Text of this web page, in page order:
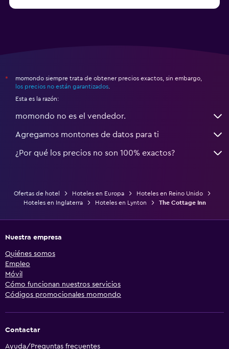
*
momondo siempre trata de obtener precios exactos, sin embargo,
los precios no están garantizados
Esta es la razón:
momondo no es el vendedor.
Agregamos montones de datos para ti
¿Por qué los precios no son 100% exactos?
Ofertas de hotel Hoteles en Europa
Hoteles en Reino Unido
Hoteles en Inglaterra
Hoteles en Lynton The Cottage Inn
Nuestra empresa
Quiénes somos
Empleo
Móvil
Cómo funcionan nuestros servicios
Códigos promocionales momondo
Contactar
Ayuda/Preguntas frecuentes